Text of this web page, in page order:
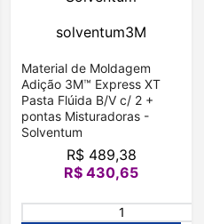
solventum3M
Material de Moldagem
Adição 3M™ Express XT
Pasta Flúida B/V c/ 2 +
pontas Misturadoras -
Solventum
R$ 489,38
R$ 430,65